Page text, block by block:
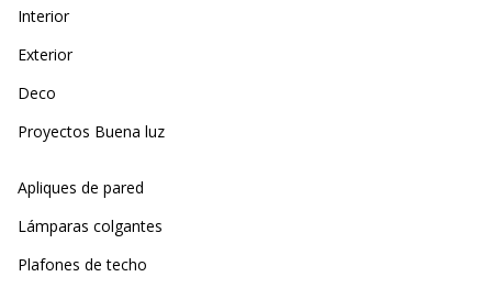
Interior
Exterior
Deco
Proyectos Buena luz
Apliques de pared
Lámparas colgantes
Plafones de techo